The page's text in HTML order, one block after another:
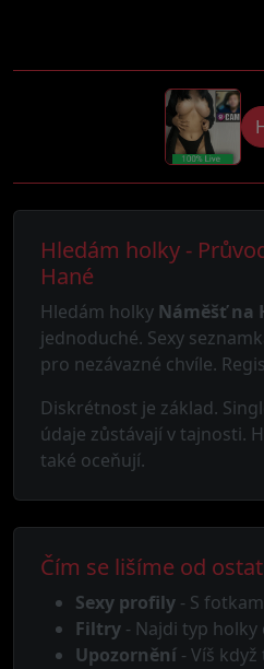
Hledám holky -
Hané
Hledám holky Náměšť na
jednoduché. Sexy
pro nezávazné chvíle.
Diskrétnost je základ.
údaje zůstávají v tajnosti.
také oceňují.
Čím se lišíme od
Sexy profily - S
Filtry - Najdi typ holky
Upozornění - Víš